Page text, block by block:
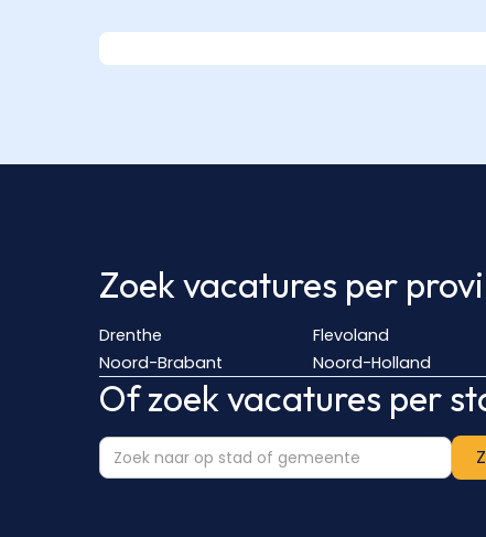
Zoek vacatures per
Drenthe Flevoland
Noord-Brabant
Noord-Holland
Of zoek vacatures per